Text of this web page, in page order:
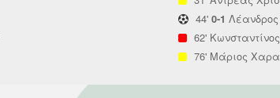
44' 0-1
62'
76' Μάριος